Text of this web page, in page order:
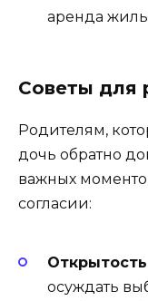
аренда
Советы для
Родителям,
дочь обратно
важных
согласии:
осуждать